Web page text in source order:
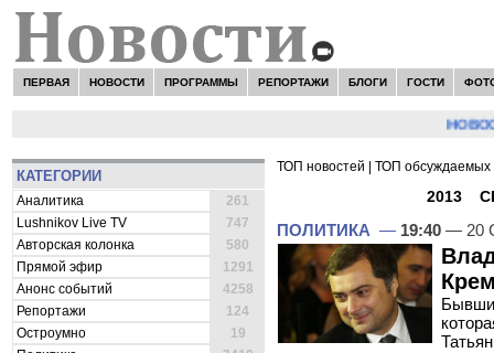
ПЕРВАЯ НОВОСТИ ПРОГРАММЫ РЕПОРТАЖИ БЛОГИ ГОСТИ
НОВОСТИ:
КАТЕГОРИИ
Аналитика
261
Lushnikov Live TV
747
Авторская колонка
580
Прямой эфир
1291
Анонс событий
4258
Репортажи
124
Остроумно
19
ТОП новостей ТОП обсуждаемых
2013
ПОЛИТИКА — 19:40 — 20